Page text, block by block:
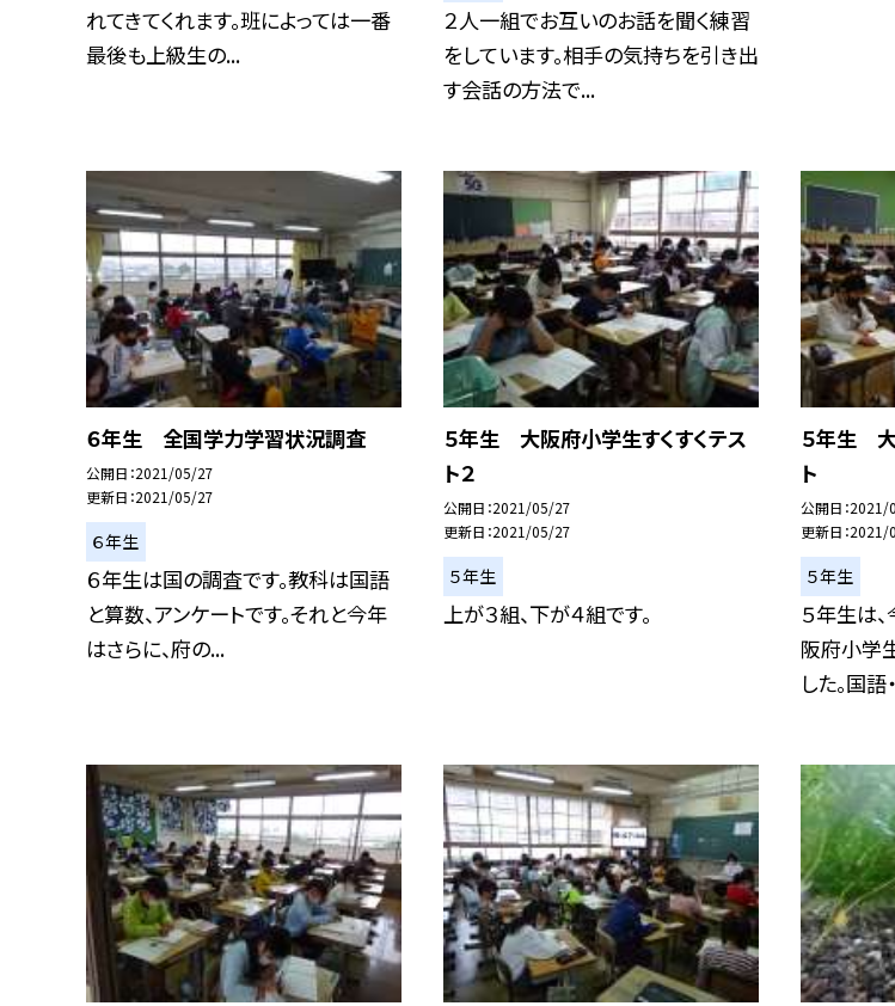
れてきてくれます。班によっては一番
最後も上級生の...
２人一組でお互いのお話を聞く練習
をしています。相手の気持ちを引き出
す会話の方法で...
６年生 全国学力学習状況調査
公開日 2021/05/27
更新日 2021/05/27
６年生
６年生は国の調査です。教科は国語
と算数、アンケートです。それと今年
はさらに、府の...
５年生 大阪府小学生すくすくテス
ト２
公開日 2021/05/27
更新日 2021/05/27
５年生
上が３組、下が４組です。
５年生 大
ト
公開日 2021/
更新日 2021/
５年生
５年生は
阪府小学
した。国語